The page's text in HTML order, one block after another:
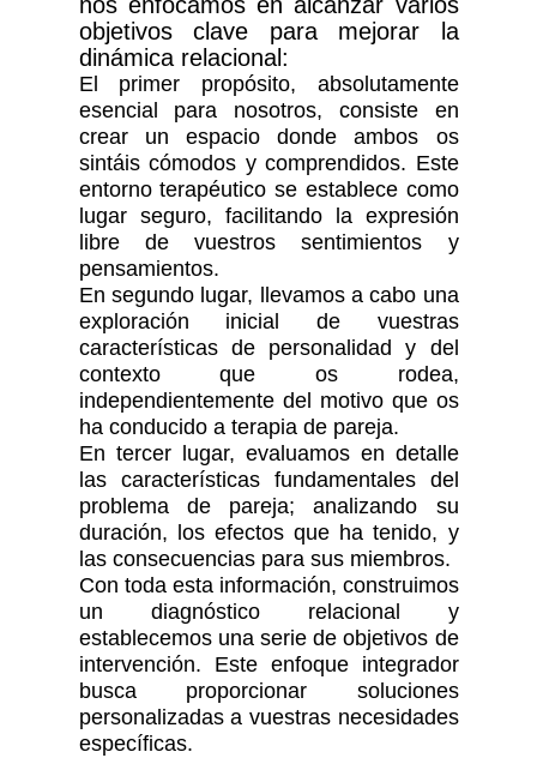
objetivos clave para mejorar la
dinámica relacional:
El primer propósito, absolutamente
esencial para nosotros, consiste en
crear un espacio donde ambos os
sintáis cómodos y comprendidos. Este
entorno terapéutico se establece como
lugar seguro, facilitando la expresión
libre de vuestros sentimientos y
pensamientos.
En segundo lugar, llevamos a cabo una
exploración inicial de vuestras
características de personalidad y del
contexto que os rodea,
independientemente del motivo que os
ha conducido a terapia de pareja.
En tercer lugar, evaluamos en detalle
las características fundamentales del
problema de pareja; analizando su
duración, los efectos que ha tenido, y
las consecuencias para sus miembros.
Con toda esta información, construimos
un diagnóstico relacional y
establecemos una serie de objetivos de
intervención. Este enfoque integrador
busca proporcionar soluciones
personalizadas a vuestras necesidades
específicas.